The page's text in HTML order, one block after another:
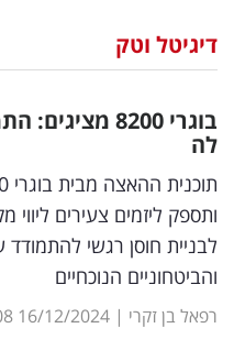
וצרכנות
דיגיטל
וטק
שיווק
ופרסום
משפט
דיגיטל וטק
בוגרי 8200
לה
ותספק ליזמים צעירים ליווי
לבניית חוסן רגשי
והביטחוניים הנוכחיים
רפאל בן זקרי |
16/12/2024